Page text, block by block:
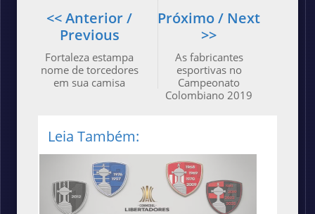
Próximo / Next
>>
As fabricantes
esportivas no
Campeonato
Colombiano 2019
<< Anterior /
Previous
Fortaleza estampa
nome de torcedores
em sua camisa
Leia Também: